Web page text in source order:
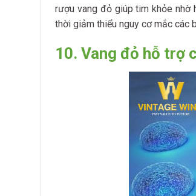
rượu vang đỏ giúp tim khỏe nhờ
thời giảm thiểu nguy cơ mắc các
10. Vang đỏ hỗ trợ